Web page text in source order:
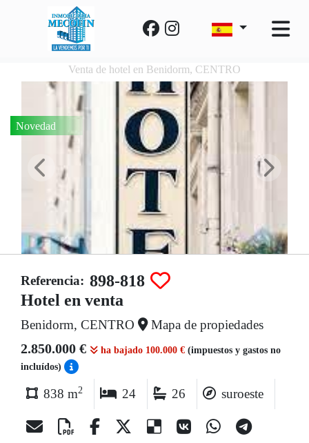
Venta de hotel en Benidorm, CENTRO
Novedad
Referencia: 898-818
Hotel en venta
Benidorm, CENTRO Mapa de propiedades
2.850.000 € ha bajado 100.000 € (impuestos y gastos no
incluídos)
838 m2 24 26 suroeste